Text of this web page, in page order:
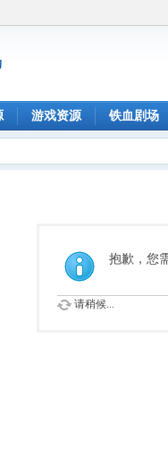
游戏资源 铁血剧场
抱歉，您
请稍候...